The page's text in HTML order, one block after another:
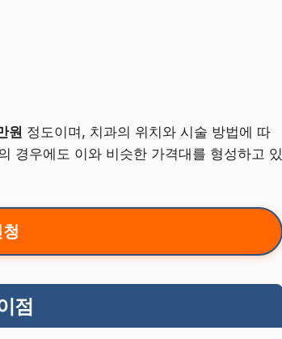
원 정도이며, 치과의 위치와 시술 방법에 따
경우에도 이와 비슷한 가격대를 형성하고 있
점